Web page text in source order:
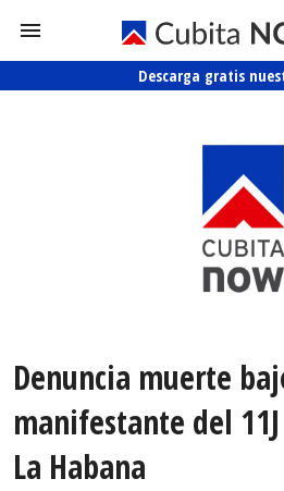
Descarga gratis
Denuncia muerte
manifestante del
La Habana